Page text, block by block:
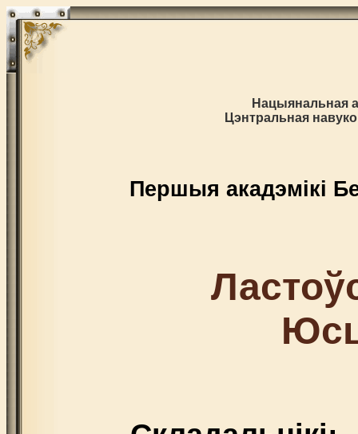
Нацыянальная
Цэнтральная
Першыя акадэмікі